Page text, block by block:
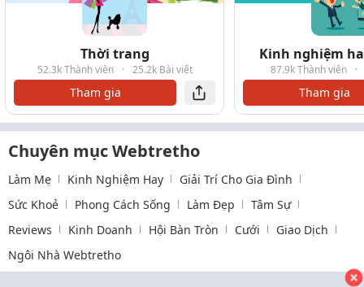
Thời trang
52.3k Thành viên · 25.2k Bài viết
Tham gia
Kinh nghiệm
87.9k Thành viên ·
Tham gia
Chuyên mục Webtretho
Làm Mẹ Kinh Nghiệm Hay
Giải Trí Cho Gia Đình
Sức Khoẻ
Phong Cách Sống Làm Đẹp
Tâm Sự
Reviews
Kinh Doanh Hội Bàn Tròn Cưới
Giao Dịch
Ngôi Nhà Webtretho